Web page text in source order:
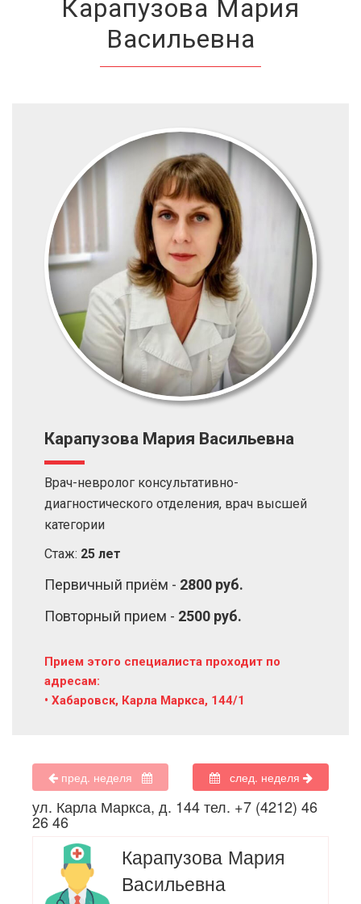
Карапузова Мария
Васильевна
Карапузова Мария Васильевна
Врач-невролог консультативно-
диагностического отделения, врач высшей
категории
Стаж: 25 лет
Первичный приём - 2800 руб.
Повторный прием - 2500 руб.
Прием этого специалиста проходит по
адресам:
• Хабаровск, Карла Маркса, 144/1